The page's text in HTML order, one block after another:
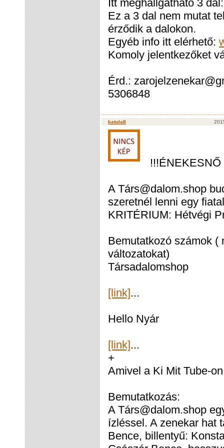
Itt meghallgatható 3
Ez a 3 dal nem mutat
érződik a dalokon.
Egyéb info itt elérhető:
Komoly jelentkezőket
Érd.:
5306848
katula8
A Társ@dalom.shop
szeretnél lenni egy
KRITÉRIUM: Hétvégi
Bemutatkozó számok (
változatokat)
Társadalomshop
[link]...
Hello Nyár
[link]...
+
Amivel a Ki Mit Tube-
Bemutatkozás:
A Társ@dalom.shop
ízléssel. A zenekar hat
Bence, billentyű: